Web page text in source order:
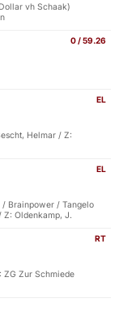
vh Schaak)
0 / 59.26
EL
Helmar / Z:
EL
/ Brainpower / Tangelo
Z: Oldenkamp, J.
RT
ZG Zur Schmiede